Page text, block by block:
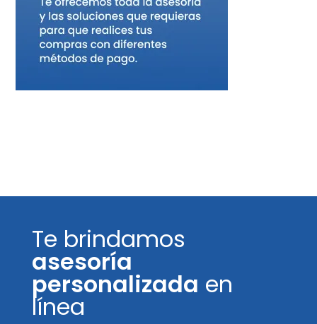
Te brindamos
asesoría
personalizada en
línea